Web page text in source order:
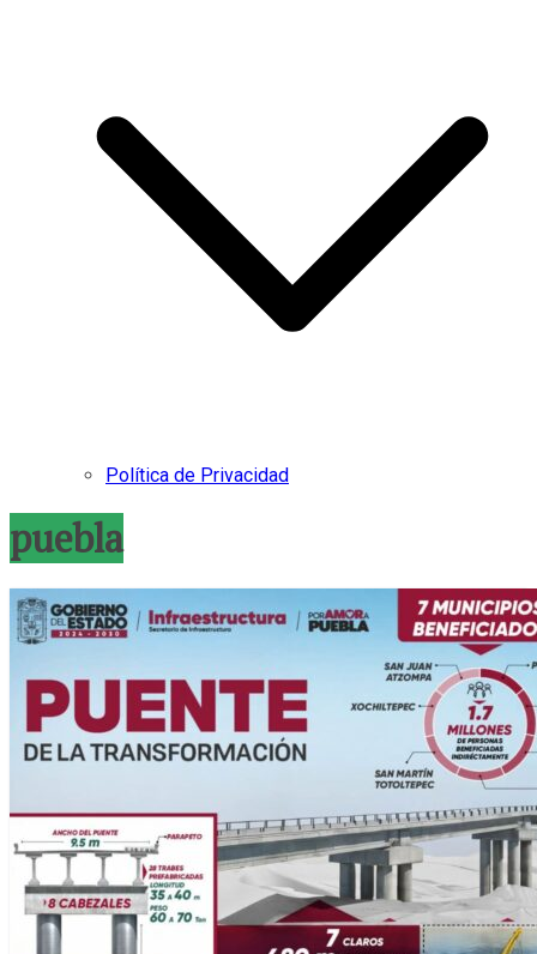
Política de Privacidad
puebla